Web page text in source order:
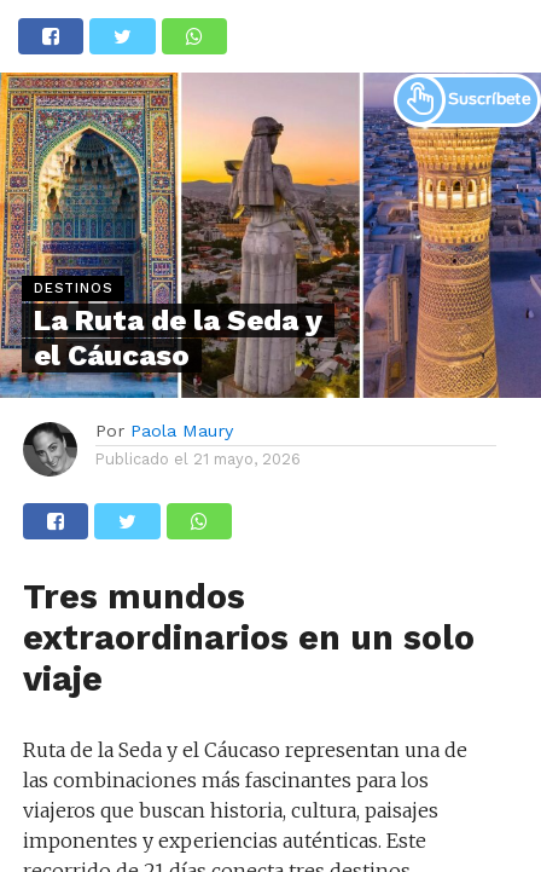
DESTINOS
La Ruta de la Seda y
el Cáucaso
Por Paola Maury
Publicado el 21 mayo, 2026
Tres mundos
extraordinarios en un solo
viaje
Ruta de la Seda y el Cáucaso representan una de
las combinaciones más fascinantes para los
viajeros que buscan historia, cultura, paisajes
imponentes y experiencias auténticas. Este